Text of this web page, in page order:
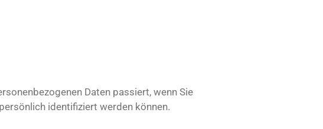
Daten passiert, wenn Sie
identifiziert werden können.